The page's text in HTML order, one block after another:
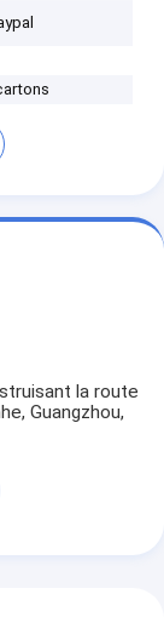
la route
Guangzhou,